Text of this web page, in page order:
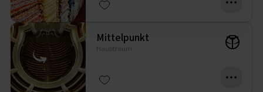
Mittelpunkt
Hauptraum